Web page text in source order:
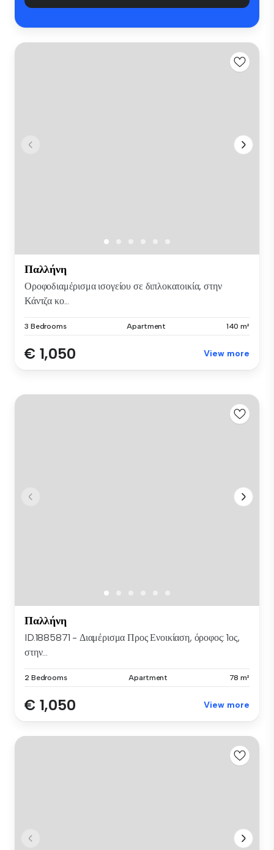
Παλλήνη
Οροφοδιαμέρισμα ισογείου σε διπλοκατοικία, στην
Κάντζα κο...
3 Bedrooms Apartment 140 m²
€ 1,050 View more
Παλλήνη
ID.1885871 - Διαμέρισμα Προς Ενοικίαση, όροφος: 1ος,
στην...
2 Bedrooms Apartment 78 m²
€ 1,050 View more